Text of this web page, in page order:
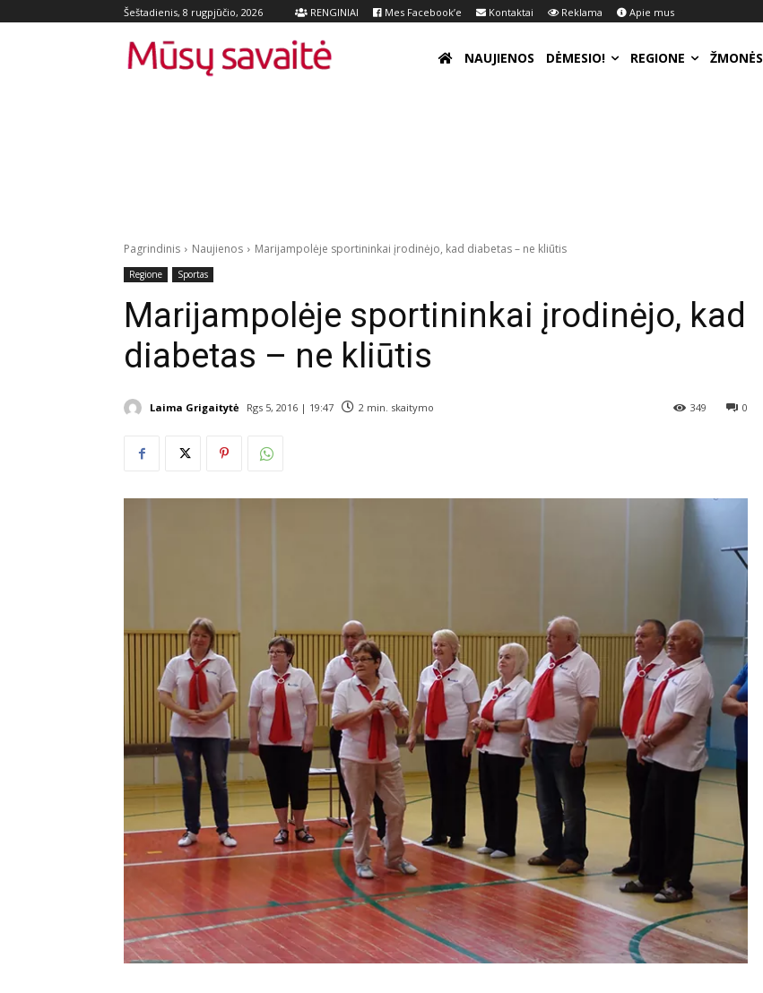
Šeštadienis, 8 rugpjūčio, 2026 RENGINIAI Mes Facebook’e Kontaktai Reklama Apie mus
NAUJIENOS DĖMESIO! REGIONE ŽMONĖS
Pagrindinis Naujienos Marijampolėje sportininkai įrodinėjo, kad diabetas – ne kliūtis
Regione Sportas
Marijampolėje sportininkai įrodinėjo, kad
diabetas – ne kliūtis
Laima Grigaitytė Rgs 5, 2016 | 19:47 2 min. skaitymo 0
349